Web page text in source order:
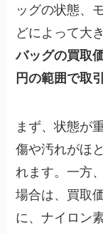
ッグの状態、
どによって大
バッグの買取
円の範囲で取
まず、状態が
傷や汚れがほ
れます。一方
場合は、買取
に、ナイロン